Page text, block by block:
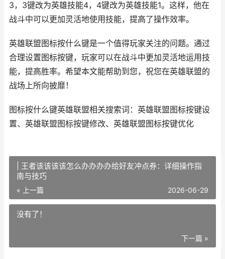
3，3键改为英雄技能4，4键改为英雄技能1。这样，他在
战斗中可以更加灵活地使用技能，提高了操作效率。
英雄联盟图标按什么键是一个值得玩家关注的问题。通过
合理设置图标按键，玩家可以在战斗中更加灵活地运用技
能，提高胜率。希望本文能帮助到您，祝您在英雄联盟的
战场上所向披靡！
图标按什么键英雄联盟相关搜索词：英雄联盟图标按键设
置、英雄联盟图标按键修改、英雄联盟图标按键优化
| 王者该该该该怎么办办办办给好友冲点券：详细操作指
南与技巧
« 上一篇 2026-06-29
没有了！
下一篇 »